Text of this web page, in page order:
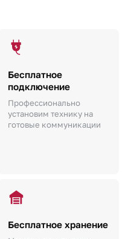
Бесплатное
подключение
Профессионально
установим технику на
готовые коммуникации
Бесплатное хранение